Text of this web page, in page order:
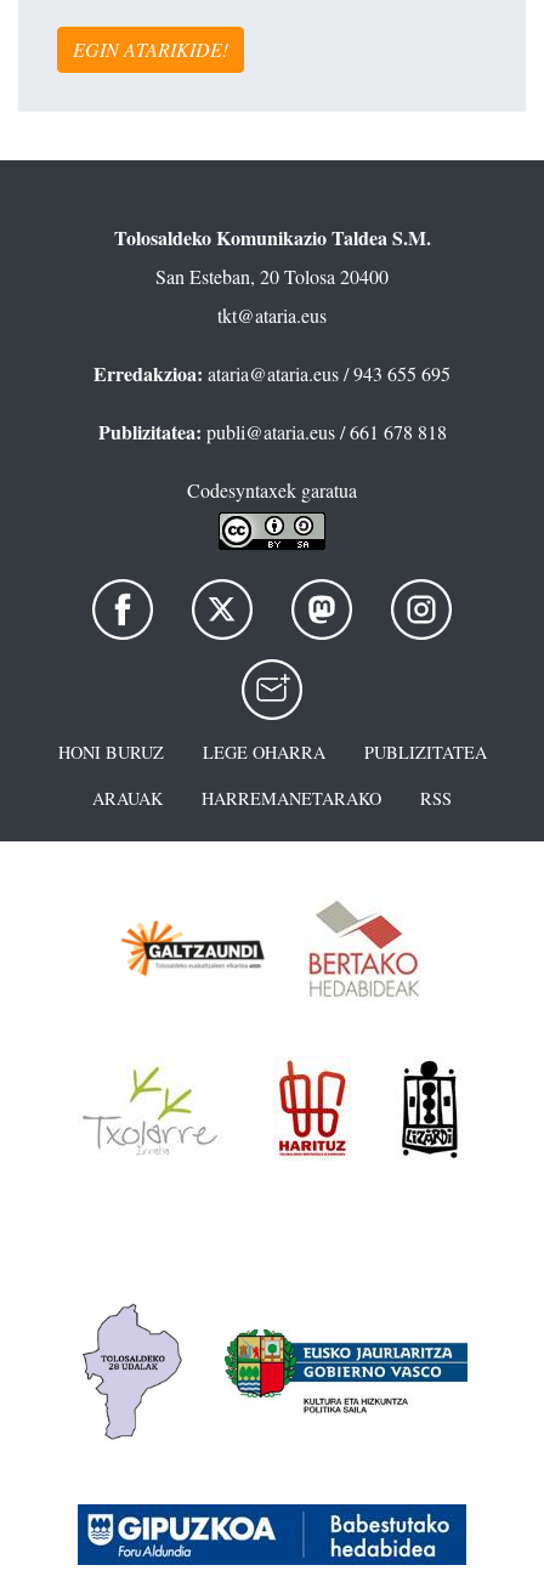
EGIN ATARIKIDE!
Tolosaldeko Komunikazio Taldea S.M.
San Esteban, 20 Tolosa 20400
tkt@ataria.eus
Erredakzioa: ataria@ataria.eus/ 943 655 695
Publizitatea: publi@ataria.eus/ 661 678 818
Codesyntaxek garatua
HONI BURUZ LEGE OHARRA
PUBLIZITATEA
ARAUAK
HARREMANETARAKO RSS